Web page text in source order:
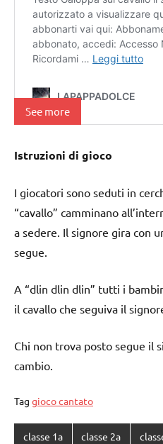
See more
Istruzioni di gioco
I giocatori sono seduti in
“cavallo” camminano
a sedere. Il signore gira con
segue.
A “dlin dlin dlin” tutti i
il cavallo che seguiva il
Chi non trova posto segue il
cambio.
Tag gioco cantato
classe 1a classe 2a